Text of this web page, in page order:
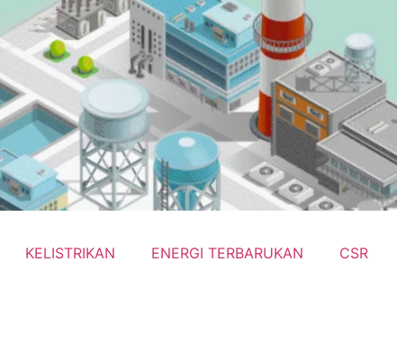
KELISTRIKAN ENERGI TERBARUKAN CSR